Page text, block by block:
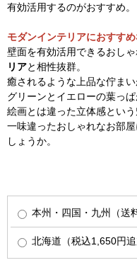
有効活用するのがおすすめ。
モダンインテリアにおすす
壁面を有効活用できるおし
リアと相性抜群。
癒されるような上品な佇ま
グリーンとイエローの葉っ
絵画とは違った立体感とい
一味違ったおしゃれなお部
しょうか。
本州・四国・九州（送
北海道（税込1,650円追